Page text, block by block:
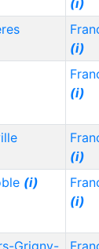
(BB)
& Barbuda
(AQ)
(i)
(i)
(i)
(i)
(i)
(i)
Grigny-